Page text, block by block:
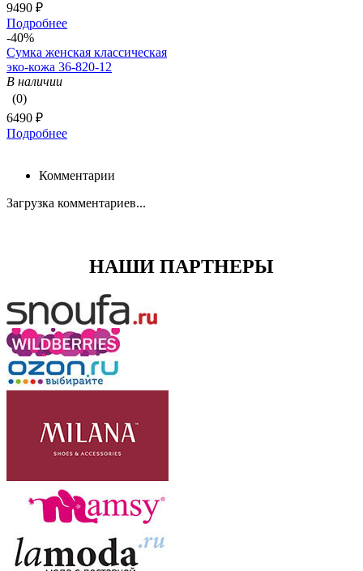
9490 ₽
Подробнее
-40%
Сумка женская классическая
эко-кожа 36-820-12
В наличии
(0)
6490 ₽
Подробнее
Комментарии
Загрузка комментариев...
НАШИ ПАРТНЕРЫ